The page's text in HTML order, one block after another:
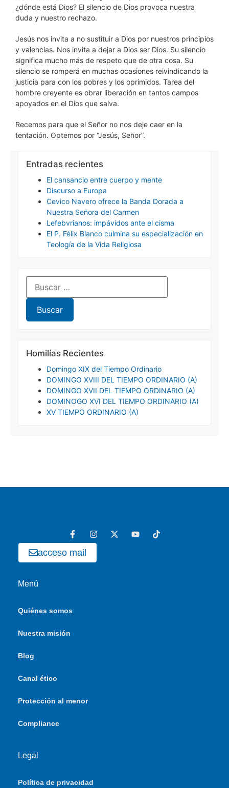
¿dónde está Dios? El silencio de Dios provoca nuestra
duda y nuestro rechazo.
Jesús nos invita a no sustituir a Dios por nuestros principios
y valencias. Nos invita a dejar a Dios ser Dios. Su silencio
significa mucho más de respeto que de otra cosa. Su
silencio se romperá en muchas ocasiones reivindicando la
justicia para con los pobres y los oprimidos. Tarea del
hombre creyente es obrar liberación en tantos campos
apoyados en el Dios que salva.
Recemos para que el Señor no nos deje caer en la
tentación. Optemos por “Jesús, Señor”.
Entradas recientes
El cansancio entre cuerpo y mente
Discurso a Europa
Cevico Navero ofrece la Banda Dorada a
Nuestra Señora del Carmen
Lefebvrianos: impávidos ante el cisma
El P. Félix Blanco culmina su especialización en
Teología de la Vida Religiosa
Homilías Recientes
Domingo XIX del Tiempo Ordinario
DOMINGO XVIII DEL TIEMPO ORDINARIO (A)
DOMINGO XVII DEL TIEMPO ORDINARIO (A)
DOMINOGO XVI DEL TIEMPO ORDINARIO (A)
XV TIEMPO ORDINARIO (A)
acceso mail
Menú
Quiénes somos
Nuestra misión
Blog
Canal ético
Protección al menor
Compliance
Legal
Política de privacidad